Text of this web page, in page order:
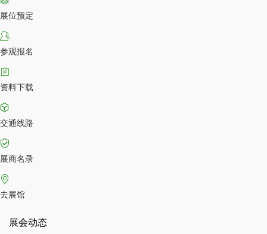
展位预定
参观报名
资料下载
交通线路
展商名录
去展馆
展会动态